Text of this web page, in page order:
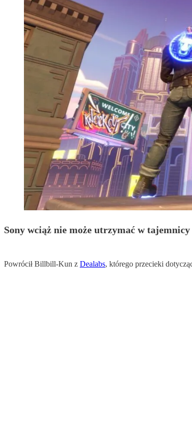
Sony wciąż nie może utrzymać w
Powrócił Billbill-Kun z Dealabs, którego przecieki